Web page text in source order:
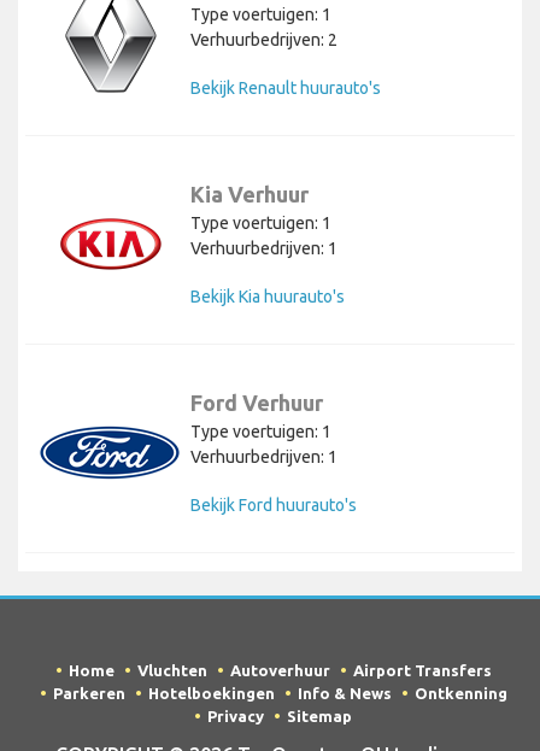
Type voertuigen: 1
Verhuurbedrijven: 2
Bekijk Renault huurauto's
Kia Verhuur
Type voertuigen: 1
Verhuurbedrijven: 1
Bekijk Kia huurauto's
Ford Verhuur
Type voertuigen: 1
Verhuurbedrijven: 1
Bekijk Ford huurauto's
Home Vluchten Autoverhuur
Airport Transfers
Parkeren
Hotelboekingen Info & News
Ontkenning
Privacy
Sitemap